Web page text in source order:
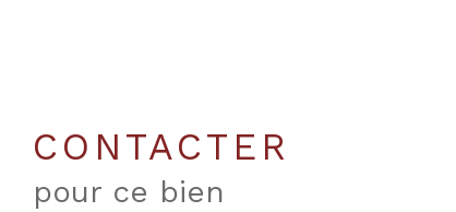
CONTACTER
pour ce bien